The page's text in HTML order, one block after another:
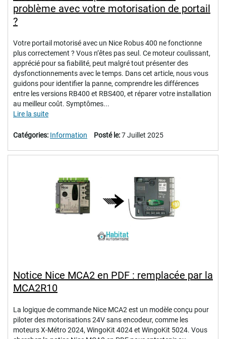
problème avec votre motorisation de portail
?
Votre portail motorisé avec un Nice Robus 400 ne fonctionne
plus correctement ? Vous n’êtes pas seul. Ce moteur coulissant,
apprécié pour sa fiabilité, peut malgré tout présenter des
dysfonctionnements avec le temps. Dans cet article, nous vous
guidons pour identifier la panne, comprendre les différences
entre les versions RB400 et RBS400, et réparer votre installation
au meilleur coût. Symptômes...
Lire la suite
Catégories: Information Posté le:7 Juillet 2025
Notice Nice MCA2 en PDF : remplacée par la
MCA2R10
La logique de commande Nice MCA2 est un modèle conçu pour
piloter des motorisations 24V sans encodeur, comme les
moteurs X-Métro 2024, WingoKit 4024 et WingoKit 5024. Vous